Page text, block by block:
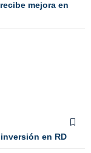
mejora en
en RD